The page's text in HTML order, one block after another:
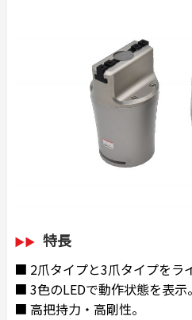
特長
■ 2爪タイプと3爪タイプをラ
■ 3色のLEDで動作状態を表示。
■ 高把持力・高剛性。